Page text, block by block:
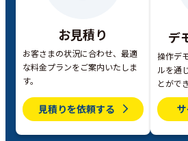
お見積り
お客さまの状況に合わせ、最適
な料金プランをご案内いたしま
す。
見積りを依頼する
デ
操作デ
ルを通
とがで